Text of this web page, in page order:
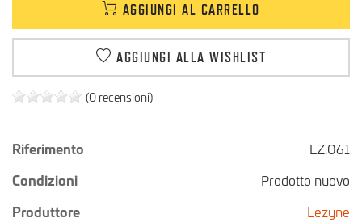
(0 recensioni)
Riferimento
LZ.061
Condizioni
Prodotto nuovo
Produttore
Lezyne
AGGIUNGI AL CARRELLO
AGGIUNGI ALLA WISHLIST